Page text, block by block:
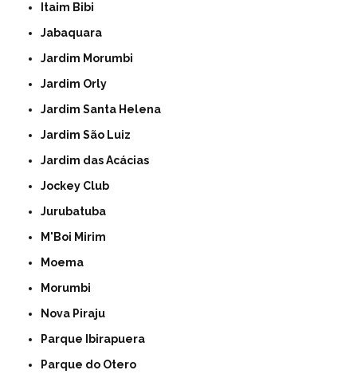
Itaim Bibi
Jabaquara
Jardim Morumbi
Jardim Orly
Jardim Santa Helena
Jardim São Luiz
Jardim das Acácias
Jockey Club
Jurubatuba
M'Boi Mirim
Moema
Morumbi
Nova Piraju
Parque Ibirapuera
Parque do Otero